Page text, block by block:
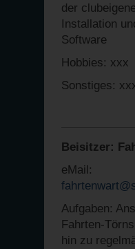
der
Installation
Software
Hobbies: xxx
Sonstiges:
Beisitzer:
eMail:
Aufgaben:
Fahrten-
hin zu